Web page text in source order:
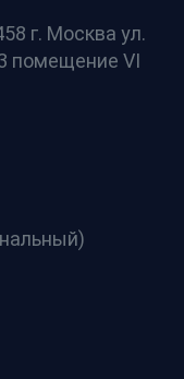
г. Москва ул.
помещение VI